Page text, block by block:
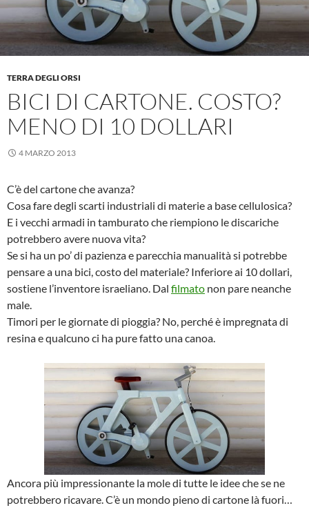
TERRA DEGLI ORSI
BICI DI CARTONE. COSTO?
MENO DI 10 DOLLARI
4 MARZO 2013
C’è del cartone che avanza?
Cosa fare degli scarti industriali di materie a base cellulosica?
E i vecchi armadi in tamburato che riempiono le discariche
potrebbero avere nuova vita?
Se si ha un po’ di pazienza e parecchia manualità si potrebbe
pensare a una bici, costo del materiale? Inferiore ai 10 dollari,
sostiene l’inventore israeliano. Dal filmato non pare neanche
male.
Timori per le giornate di pioggia? No, perché è impregnata di
resina e qualcuno ci ha pure fatto una canoa.
Ancora più impressionante la mole di tutte le idee che se ne
potrebbero ricavare. C’è un mondo pieno di cartone là fuori…